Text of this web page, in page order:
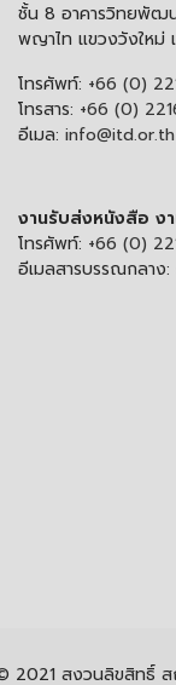
ชั้น 8 อาคารวิทยพัฒ
พญาไท แขวงวังใหม่
โทรศัพท์: +66 (0)
โทรสาร: +66 (0)
อีเมล: info@itd.or.th
งานรับส่งหนังสือ ง
โทรศัพท์: +66 (0)
อีเมลสารบรรณกลาง:
2021 สงวนลิขสิทธิ์ สถ